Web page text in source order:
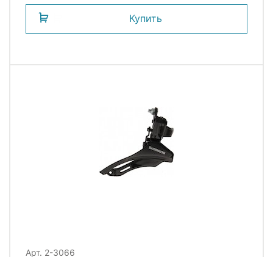
Купить
Арт. 2-3066